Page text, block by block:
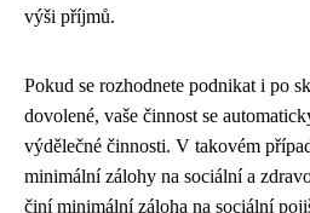
výši příjmů.
Pokud se rozhodnete podnikat i po
dovolené, vaše činnost se
výdělečné činnosti. V takovém
minimální zálohy na sociální a
činí minimální záloha na sociální